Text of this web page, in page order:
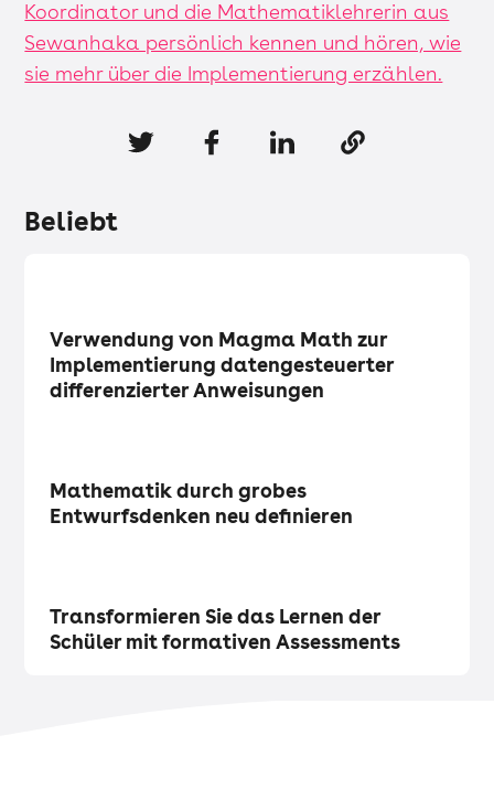
Koordinator und die Mathematiklehrerin aus
Sewanhaka persönlich kennen und hören, wie
sie mehr über die Implementierung erzählen.
Beliebt
Verwendung von Magma Math zur
Implementierung datengesteuerter
differenzierter Anweisungen
Mathematik durch grobes
Entwurfsdenken neu definieren
Transformieren Sie das Lernen der
Schüler mit formativen Assessments